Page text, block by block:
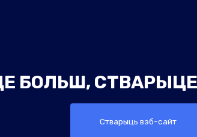
БОЛЬШ,
Стварыць вэб-сайт